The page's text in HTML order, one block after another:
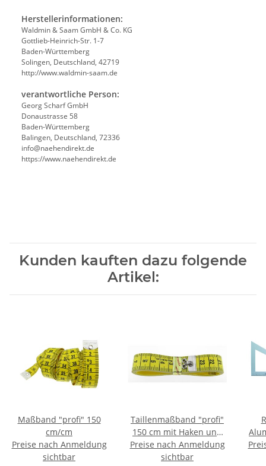
Herstellerinformationen:
Waldmin & Saam GmbH & Co. KG
Gottlieb-Heinrich-Str. 1-7
Baden-Württemberg
Solingen, Deutschland, 42719
http://www.waldmin-saam.de
verantwortliche Person:
Georg Scharf GmbH
Donaustrasse 58
Baden-Württemberg
Balingen, Deutschland, 72336
info@naehendirekt.de
https://www.naehendirekt.de
Kunden kauften dazu folgende
Artikel:
Maßband "profi" 150
cm/cm
Preise nach Anmeldung
sichtbar
Taillenmaßband "profi"
150 cm mit Haken und
Lochung
Preise nach Anmeldung
sichtbar